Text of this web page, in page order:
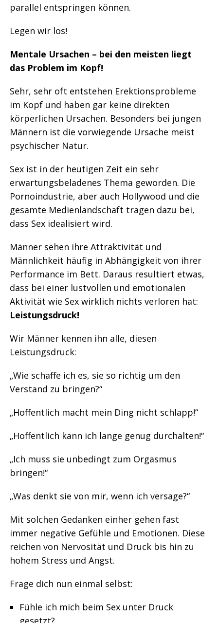
parallel entspringen können.
Legen wir los!
Mentale Ursachen – bei den meisten liegt
das Problem im Kopf!
Sehr, sehr oft entstehen Erektionsprobleme
im Kopf und haben gar keine direkten
körperlichen Ursachen. Besonders bei jungen
Männern ist die vorwiegende Ursache meist
psychischer Natur.
Sex ist in der heutigen Zeit ein sehr
erwartungsbeladenes Thema geworden. Die
Pornoindustrie, aber auch Hollywood und die
gesamte Medienlandschaft tragen dazu bei,
dass Sex idealisiert wird.
Männer sehen ihre Attraktivität und
Männlichkeit häufig in Abhängigkeit von ihrer
Performance im Bett. Daraus resultiert etwas,
dass bei einer lustvollen und emotionalen
Aktivität wie Sex wirklich nichts verloren hat:
Leistungsdruck!
Wir Männer kennen ihn alle, diesen
Leistungsdruck:
„Wie schaffe ich es, sie so richtig um den
Verstand zu bringen?“
„Hoffentlich macht mein Ding nicht schlapp!“
„Hoffentlich kann ich lange genug durchalten!“
„Ich muss sie unbedingt zum Orgasmus
bringen!“
„Was denkt sie von mir, wenn ich versage?“
Mit solchen Gedanken einher gehen fast
immer negative Gefühle und Emotionen. Diese
reichen von Nervosität und Druck bis hin zu
hohem Stress und Angst.
Frage dich nun einmal selbst:
Fühle ich mich beim Sex unter Druck
gesetzt?